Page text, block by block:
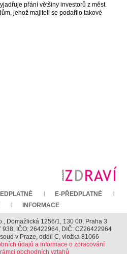
přání většiny investorů z měst.
jehož majiteli se podařilo takové
E-PŘEDPLATNÉ
INFORMACE
Domažlická 1256/1, 130 00, Praha 3
938, IČO: 26422964, DIČ: CZ26422964
v Praze, oddíl C, vložka 81066
údajů a informace o zpracování
obchodních vztahů